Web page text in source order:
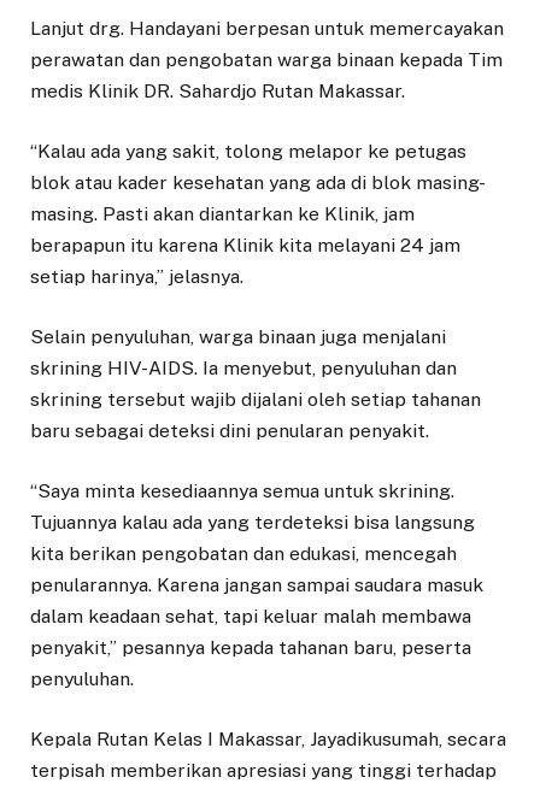
Lanjut drg. Handayani berpesan untuk memercayakan
perawatan dan pengobatan warga binaan kepada Tim
medis Klinik DR. Sahardjo Rutan Makassar.
“Kalau ada yang sakit, tolong melapor ke petugas
blok atau kader kesehatan yang ada di blok masing-
masing. Pasti akan diantarkan ke Klinik, jam
berapapun itu karena Klinik kita melayani 24 jam
setiap harinya,” jelasnya.
Selain penyuluhan, warga binaan juga menjalani
skrining HIV-AIDS. Ia menyebut, penyuluhan dan
skrining tersebut wajib dijalani oleh setiap tahanan
baru sebagai deteksi dini penularan penyakit.
“Saya minta kesediaannya semua untuk skrining.
Tujuannya kalau ada yang terdeteksi bisa langsung
kita berikan pengobatan dan edukasi, mencegah
penularannya. Karena jangan sampai saudara masuk
dalam keadaan sehat, tapi keluar malah membawa
penyakit,” pesannya kepada tahanan baru, peserta
penyuluhan.
Kepala Rutan Kelas I Makassar, Jayadikusumah, secara
terpisah memberikan apresiasi yang tinggi terhadap